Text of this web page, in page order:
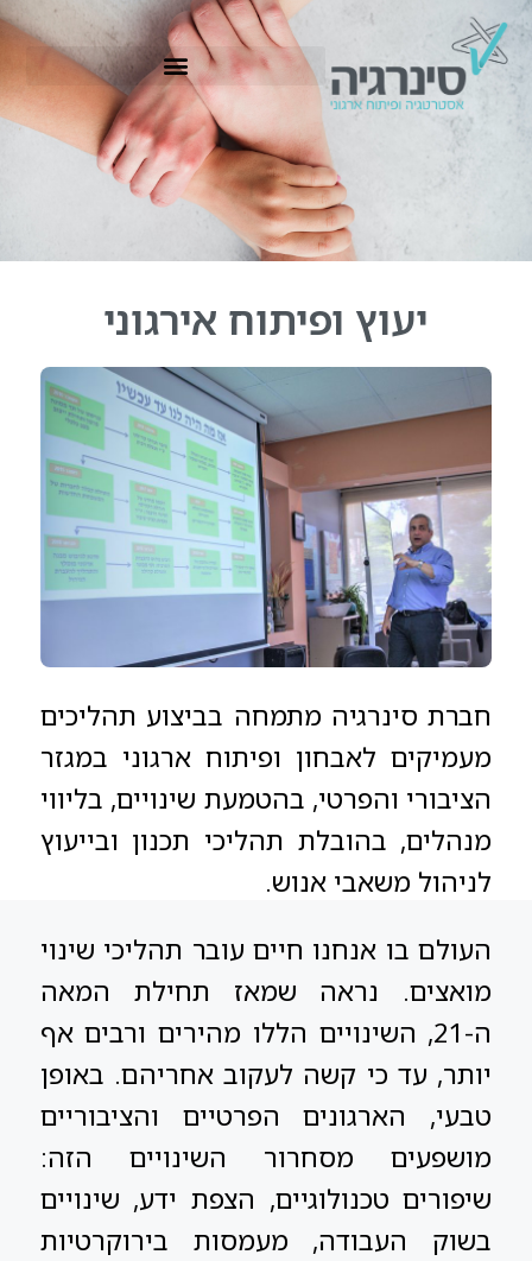
יעוץ ופיתוח אירגוני
חברת סינרגיה מתמחה בביצוע תהליכים
מעמיקים לאבחון ופיתוח ארגוני במגזר
הציבורי והפרטי, בהטמעת שינויים, בליווי
מנהלים, בהובלת תהליכי תכנון ובייעוץ
לניהול משאבי אנוש.
העולם בו אנחנו חיים עובר תהליכי שינוי
מואצים. נראה שמאז תחילת המאה
ה-21, השינויים הללו מהירים ורבים אף
יותר, עד כי קשה לעקוב אחריהם. באופן
טבעי, הארגונים הפרטיים והציבוריים
מושפעים מסחרור השינויים הזה:
שיפורים טכנולוגיים, הצפת ידע, שינויים
בשוק העבודה, מעמסות בירוקרטיות